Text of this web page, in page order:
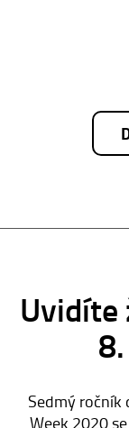
Sedmý ročník
Week 2020